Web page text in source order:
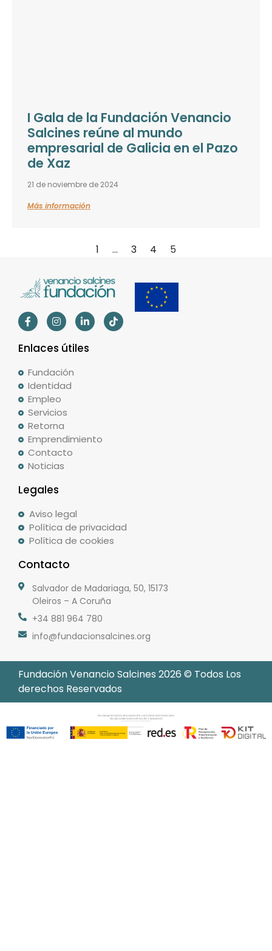
I Gala de la Fundación Venancio
Salcines reúne al mundo
empresarial de Galicia en el Pazo
de Xaz
21 de noviembre de 2024
Más información
1 … 3 4 5
Enlaces útiles
Fundación
Identidad
Empleo
Servicios
Retorna
Emprendimiento
Contacto
Noticias
Legales
Aviso legal
Política de privacidad
Política de cookies
Contacto
Salvador de Madariaga, 50, 15173
Oleiros – A Coruña
+34 881 964 780
info@fundacionsalcines.org
Fundación Venancio Salcines 2026 © Todos Los
derechos Reservados